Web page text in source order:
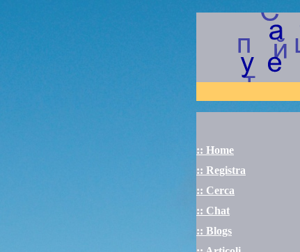
:: Home
:: Registra
:: Cerca
:: Chat
:: Blogs